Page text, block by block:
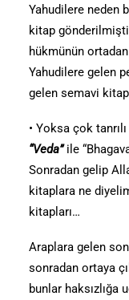
Yahudilere neden
kitap
hükmünün
Yahudilere gelen
gelen semavi
• Yoksa çok
“Veda”ile
Sonradan gelip
kitaplara ne
kitapları…
Araplara gelen
sonradan ortaya
bunlar haksızlığa